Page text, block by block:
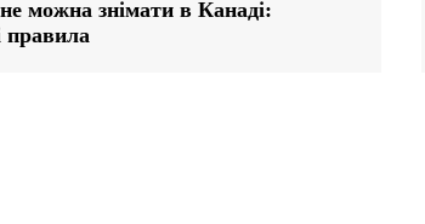
можна знімати в Канаді:
правила